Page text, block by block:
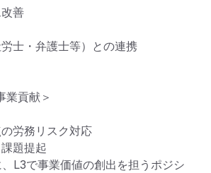
善
士・弁護士等）との連携
業貢献＞
労務リスク対応
題提起
L3で事業価値の創出を担うポジシ